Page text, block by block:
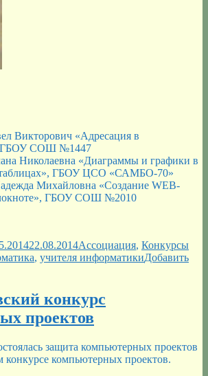
Викторович «Адресация в
ГБОУ СОШ №1447
Николаевна «Диаграммы и графики в
таблицах», ГБОУ ЦСО «САМБО-70»
Михайловна «Создание WEB-
ГБОУ СОШ №2010
22.08.2014Ассоциация, Конкурсы
, учителя информатикиДобавить
конкурс
проектов
защита компьютерных проектов
компьютерных проектов.